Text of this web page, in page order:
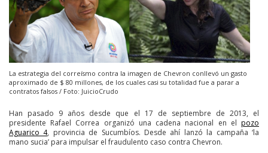
La estrategia del correísmo contra la imagen de Chevron conllevó un gasto
aproximado de $ 80 millones, de los cuales casi su totalidad fue a parar a
contratos falsos / Foto: JuicioCrudo
Han pasado 9 años desde que el 17 de septiembre de 2013, el
presidente Rafael Correa organizó una cadena nacional en el pozo
Aguarico 4, provincia de Sucumbíos. Desde ahí lanzó la campaña ‘la
mano sucia’ para impulsar el fraudulento caso contra Chevron.